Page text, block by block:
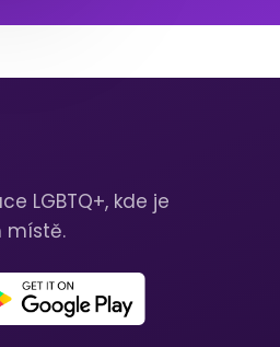
LGBTQ+, kde je
místě.